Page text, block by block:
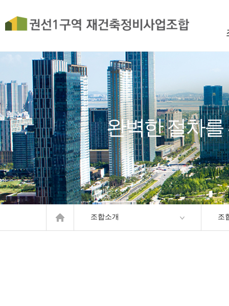
완벽한 절차
조합소개 조